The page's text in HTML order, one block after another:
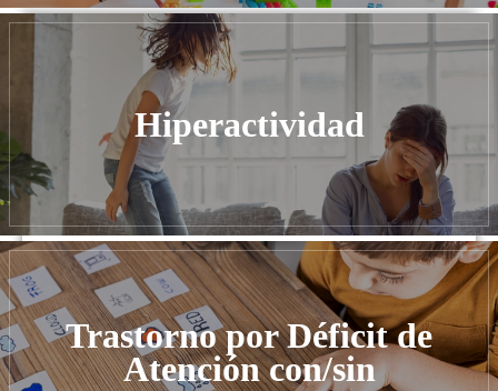
Hiperactividad
Trastorno por Déficit de
Atención con/sin